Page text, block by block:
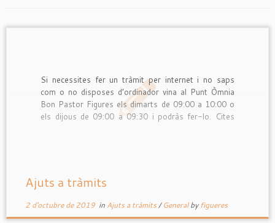
Si necessites fer un tràmit per internet i no saps
com o no disposes d’ordinador vina al Punt Òmnia
Bon Pastor Figures els dimarts de 09:00 a 10:00 o
els dijous de 09:00 a 09:30 i podràs fer-lo. Cites
Ajuts a tràmits
2 d'octubre de 2019in Ajuts a tràmits/Generalbyfigueres